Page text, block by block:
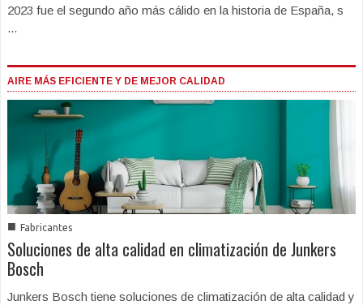
2023 fue el segundo año más cálido en la historia de España, s
...
AIRE MÁS EFICIENTE Y DE MEJOR CALIDAD
■ Fabricantes
Soluciones de alta calidad en climatización de Junkers
Bosch
Junkers Bosch tiene soluciones de climatización de alta calidad y